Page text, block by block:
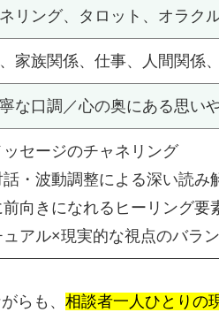
リング、タロット、オラク
家族関係、仕事、人間関係
な口調／心の奥にある思い
セージのチャネリング
・波動調整による深い読み
向きになれるヒーリング要
アル×現実的な視点のバラ
らも、 相談者一人ひとりの